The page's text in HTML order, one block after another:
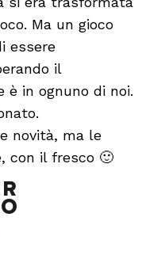
Ma un gioco
essere
il
è in ognuno di noi.
novità, ma le
con il fresco 🙂